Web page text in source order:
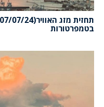
בטמפרטורות